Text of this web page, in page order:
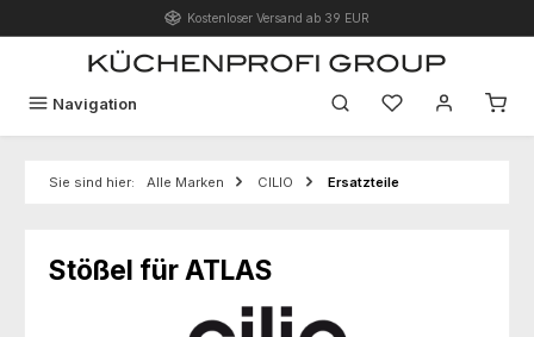
Zum Hauptinhalt springenKostenloser Versand ab 39 EUR
Navigation Du hast 0
Sie sind hier: Alle Marken CILIO Ersatzteile
Stößel für ATLAS